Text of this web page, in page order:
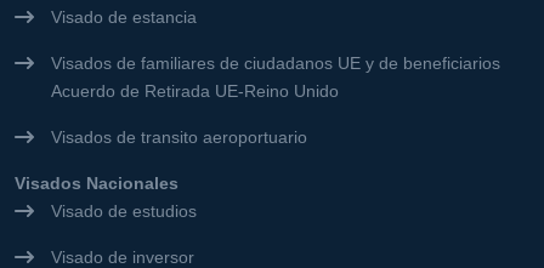
Visado de estancia
Visados de familiares de ciudadanos UE y de beneficiarios
Acuerdo de Retirada UE-Reino Unido
Visados de transito aeroportuario
Visados Nacionales
Visado de estudios
Visado de inversor